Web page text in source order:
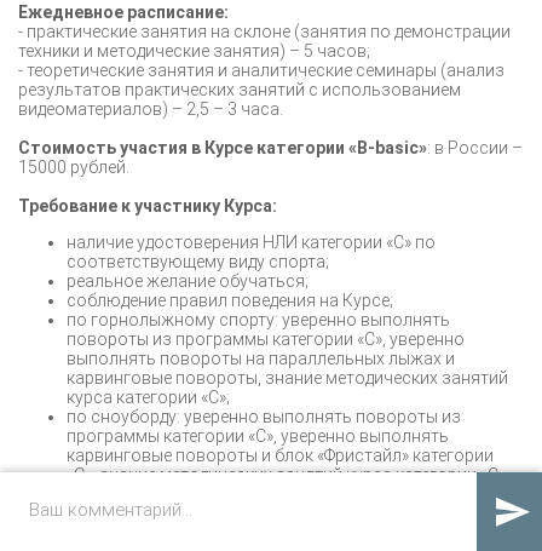
Ежедневное расписание:
- практические занятия на склоне (занятия по демонстрации
техники и методические занятия) – 5 часов;
- теоретические занятия и аналитические семинары (анализ
результатов практических занятий с использованием
видеоматериалов) – 2,5 – 3 часа.
Стоимость участия в Курсе категории «B-basic»: в России –
15000 рублей.
Требование к участнику Курса:
наличие удостоверения НЛИ категории «С» по
соответствующему виду спорта;
реальное желание обучаться;
соблюдение правил поведения на Курсе;
по горнолыжному спорту: уверенно выполнять
повороты из программы категории «С», уверенно
выполнять повороты на параллельных лыжах и
карвинговые повороты, знание методических занятий
курса категории «С»;
по сноуборду: уверенно выполнять повороты из
программы категории «С», уверенно выполнять
карвинговые повороты и блок «Фристайл» категории
«C», знание методических занятий курса категории «С».
Требование к снаряжению:
